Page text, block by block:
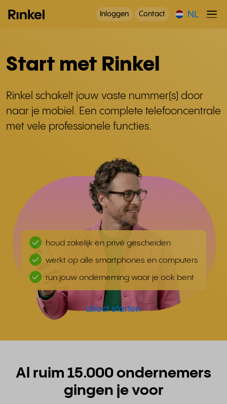
Inloggen Contact NL
Start met Rinkel
Rinkel schakelt jouw vaste nummer(s) door
naar je mobiel. Een complete telefooncentrale
met vele professionele functies.
houd zakelijk en privé gescheiden
werkt op alle smartphones en computers
run jouw onderneming waar je ook bent
direct starten
Al ruim 15.000 ondernemers
gingen je voor